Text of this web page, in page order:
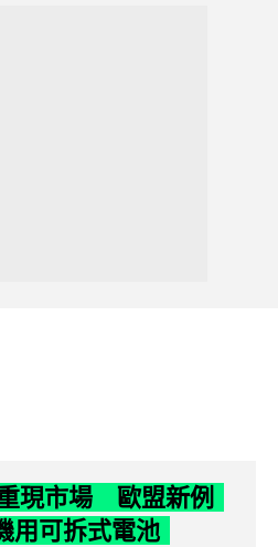
現市場 歐盟新例
用可拆式電池